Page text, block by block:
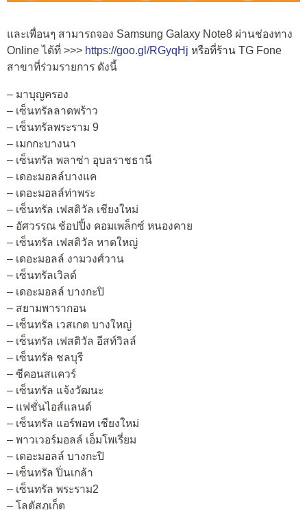
และเพื่อนๆ สามารถจอง Samsung Galaxy Note8 ผ่านช่องทาง
Online ได้ที่ >>> https://goo.gl/RGyqHj หรือที่ร้าน TG Fone
สาขาที่ร่วมรายการ ดังนี้
– มาบุญครอง
– เซ็นทรัลลาดพร้าว
– เซ็นทรัลพระราม 9
– เมกกะบางนา
– เซ็นทรัล พลาซ่า อุบลราชธานี
– เดอะมอลล์บางแค
– เดอะมอลล์ท่าพระ
– เซ็นทรัล เฟสติวัล เชียงใหม่
– อัศวรรณ ช้อปปิ้ง คอมเพล็กซ์ หนองคาย
– เซ็นทรัล เฟสติวัล หาดใหญ่
– เดอะมอลล์ งามวงศ์วาน
– เซ็นทรัลเวิลด์
– เดอะมอลล์ บางกะปิ
– สยามพารากอน
– เซ็นทรัล เวสเกต บางใหญ่
– เซ็นทรัล เฟสติวัล อีสท์วิลล์
– เซ็นทรัล ชลบุรี
– ซีคอนสแควร์
– เซ็นทรัล แจ้งวัฒนะ
– แฟชั่นไอส์แลนด์
– เซ็นทรัล แอร์พอท เชียงใหม่
– พาวเวอร์มอลล์ เอ็มโพเรี่ยม
– เดอะมอลล์ บางกะปิ
– เซ็นทรัล ปิ่นเกล้า
– เซ็นทรัล พระราม2
– โลตัสภูเก็ต